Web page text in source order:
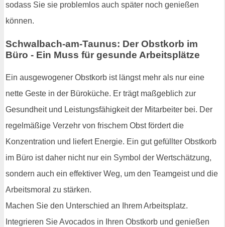
sodass Sie sie problemlos auch später noch genießen
können.
Schwalbach-am-Taunus: Der Obstkorb im
Büro - Ein Muss für gesunde Arbeitsplätze
Ein ausgewogener Obstkorb ist längst mehr als nur eine
nette Geste in der Büroküche. Er trägt maßgeblich zur
Gesundheit und Leistungsfähigkeit der Mitarbeiter bei. Der
regelmäßige Verzehr von frischem Obst fördert die
Konzentration und liefert Energie. Ein gut gefüllter Obstkorb
im Büro ist daher nicht nur ein Symbol der Wertschätzung,
sondern auch ein effektiver Weg, um den Teamgeist und die
Arbeitsmoral zu stärken.
Machen Sie den Unterschied an Ihrem Arbeitsplatz.
Integrieren Sie Avocados in Ihren Obstkorb und genießen